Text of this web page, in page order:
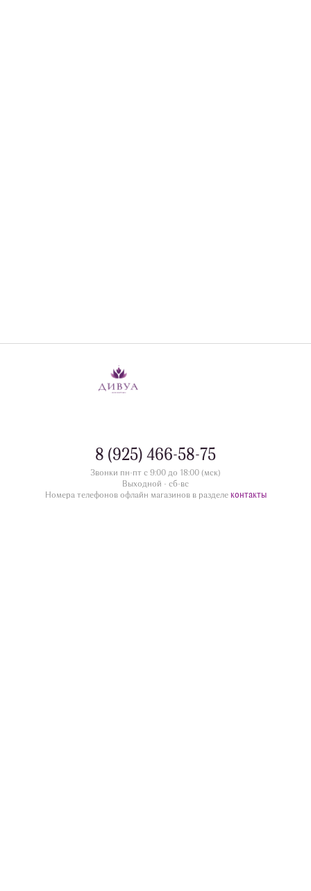
8 (925) 466-58-75
Звонки пн-пт с 9:00 до 18:00 (мск)
Выходной - сб-вс
Номера телефонов офлайн магазинов в разделе контакты